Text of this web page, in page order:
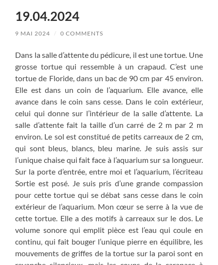
19.04.2024
9 MAI 2024 / 0 COMMENTS
Dans la salle d’attente du pédicure, il est une tortue. Une
grosse tortue qui ressemble à un crapaud. C’est une
tortue de Floride, dans un bac de 90 cm par 45 environ.
Elle est dans un coin de l’aquarium. Elle avance, elle
avance dans le coin sans cesse. Dans le coin extérieur,
celui qui donne sur l’intérieur de la salle d’attente. La
salle d’attente fait la taille d’un carré de 2 m par 2 m
environ. Le sol est constitué de petits carreaux de 2 cm,
qui sont bleus, blancs, bleu marine. Je suis assis sur
l’unique chaise qui fait face à l’aquarium sur sa longueur.
Sur la porte d’entrée, entre moi et l’aquarium, l’écriteau
Sortie est posé. Je suis pris d’une grande compassion
pour cette tortue qui se débat sans cesse dans le coin
extérieur de l’aquarium. Mon cœur se serre à la vue de
cette tortue. Elle a des motifs à carreaux sur le dos. Le
volume sonore qui emplit pièce est l’eau qui coule en
continu, qui fait bouger l’unique pierre en équilibre, les
mouvements de griffes de la tortue sur la paroi sont en